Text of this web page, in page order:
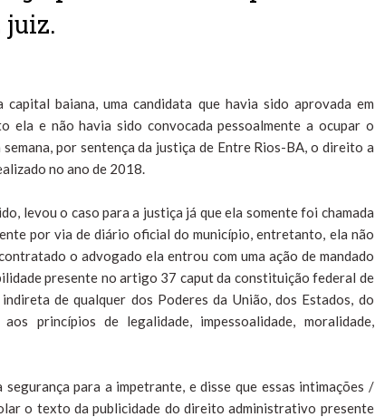
juiz.
baiana, uma candidata que havia sido aprovada em
ela e não havia sido convocada pessoalmente a ocupar o
por sentença da justiça de Entre Rios-BA, o direito a
no ano de 2018.
levou o caso para a justiça já que ela somente foi chamada
por via de diário oficial do município, entretanto, ela não
o advogado ela entrou com uma ação de mandado
presente no artigo 37 caput da constituição federal de
de qualquer dos Poderes da União, dos Estados, do
princípios de legalidade, impessoalidade, moralidade,
para a impetrante, e disse que essas intimações /
o texto da publicidade do direito administrativo presente